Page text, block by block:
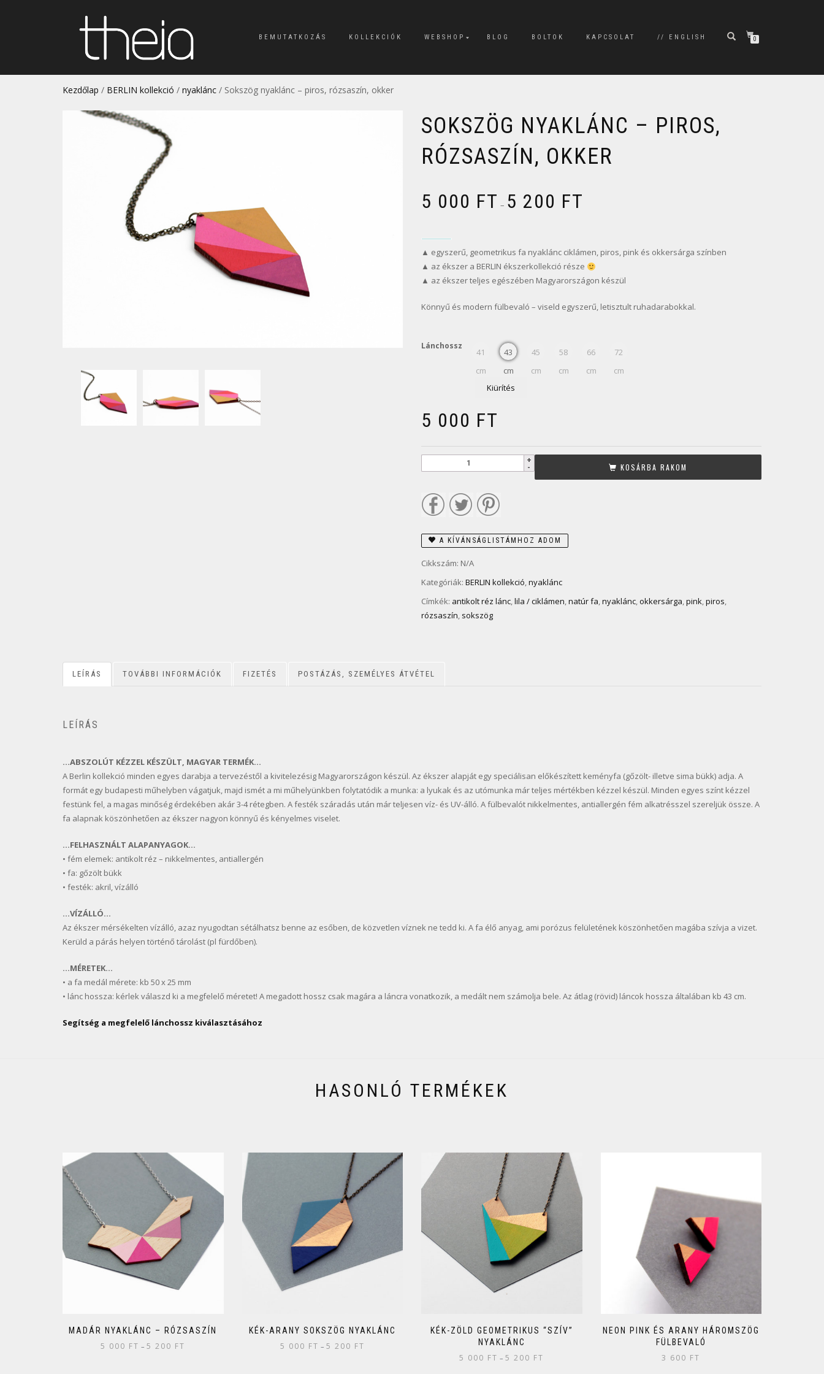
BEMUTATKOZÁS KOLLEKCIÓK WEBSHOP BLOG BOLTOK KAPCSOLAT // ENGLISH 0
Kezdőlap / BERLIN kollekció / nyaklánc / Sokszög nyaklánc – piros, rózsaszín, okker
SOKSZÖG NYAKLÁNC – PIROS,
RÓZSASZÍN, OKKER
5 000 FT – 5 200 FT
▲ egyszerű, geometrikus fa nyaklánc ciklámen, piros, pink és okkersárga színben
▲ az ékszer a BERLIN ékszerkollekció része
▲ az ékszer teljes egészében Magyarországon készül
Könnyű és modern fülbevaló – viseld egyszerű, letisztult ruhadarabokkal.
Lánchossz
41
cm
43
cm
45
cm
58
cm
66
cm
72
cm
Kiürítés
5 000 FT
KOSÁRBA RAKOM
A KÍVÁNSÁGLISTÁMHOZ ADOM
Cikkszám: N/A
Kategóriák: BERLIN kollekció,nyaklánc
Címkék: antikolt réz lánc,lila / ciklámen,natúr fa,nyaklánc,okkersárga,pink,piros,
rózsaszín, sokszög
LEÍRÁS TOVÁBBI INFORMÁCIÓK FIZETÉS POSTÁZÁS, SZEMÉLYES ÁTVÉTEL
LEÍRÁS
…ABSZOLÚT KÉZZEL KÉSZÜLT, MAGYAR TERMÉK…
A Berlin kollekció minden egyes darabja a tervezéstől a kivitelezésig Magyarországon készül. Az ékszer alapját egy speciálisan előkészített keményfa (gőzölt- illetve sima bükk) adja. A
formát egy budapesti műhelyben vágatjuk, majd ismét a mi műhelyünkben folytatódik a munka: a lyukak és az utómunka már teljes mértékben kézzel készül. Minden egyes színt kézzel
festünk fel, a magas minőség érdekében akár 3-4 rétegben. A festék száradás után már teljesen víz- és UV-álló. A fülbevalót nikkelmentes, antiallergén fém alkatrésszel szereljük össze. A
fa alapnak köszönhetően az ékszer nagyon könnyű és kényelmes viselet.
…FELHASZNÁLT ALAPANYAGOK…
• fém elemek: antikolt réz – nikkelmentes, antiallergén
• fa: gőzölt bükk
• festék: akril, vízálló
…VÍZÁLLÓ…
Az ékszer mérsékelten vízálló, azaz nyugodtan sétálhatsz benne az esőben, de közvetlen víznek ne tedd ki. A fa élő anyag, ami porózus felületének köszönhetően magába szívja a vizet.
Kerüld a párás helyen történő tárolást (pl fürdőben).
…MÉRETEK…
• a fa medál mérete: kb 50 x 25 mm
• lánc hossza: kérlek válaszd ki a megfelelő méretet! A megadott hossz csak magára a láncra vonatkozik, a medált nem számolja bele. Az átlag (rövid) láncok hossza általában kb 43 cm.
Segítség a megfelelő lánchossz kiválasztásához
HASONLÓ TERMÉKEK
MADÁR NYAKLÁNC – RÓZSASZÍN
5 000 FT –5 200 FT
KÉK-ARANY SOKSZÖG NYAKLÁNC
5 000 FT – 5 200 FT
KÉK-ZÖLD GEOMETRIKUS “SZÍV”
NYAKLÁNC
5 000 FT –5 200 FT
NEON PINK ÉS ARANY HÁROMSZÖG
FÜLBEVALÓ
3 600 FT